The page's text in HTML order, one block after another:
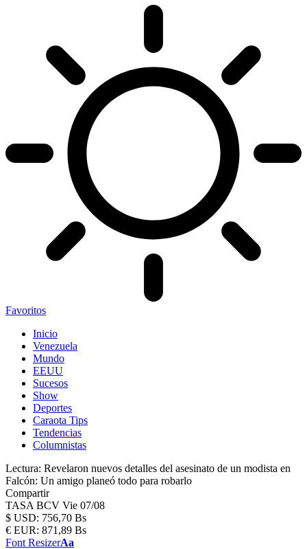
Favoritos
Inicio
Venezuela
Mundo
EEUU
Sucesos
Show
Deportes
Caraota Tips
Tendencias
Columnistas
Lectura: Revelaron nuevos detalles del asesinato de un modista en
Falcón: Un amigo planeó todo para robarlo
Compartir
TASA BCV Vie 07/08
$ USD: 756,70 Bs
€ EUR: 871,89 Bs
Font ResizerAa